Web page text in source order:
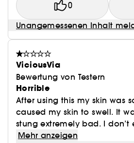
0
Unangemessenen Inhalt
ViciousVia
Bewertung von Testern
Horrible
After using this my skin was
caused my skin to swell. It
stung extremely bad. I don’t
Mehr anzeigen